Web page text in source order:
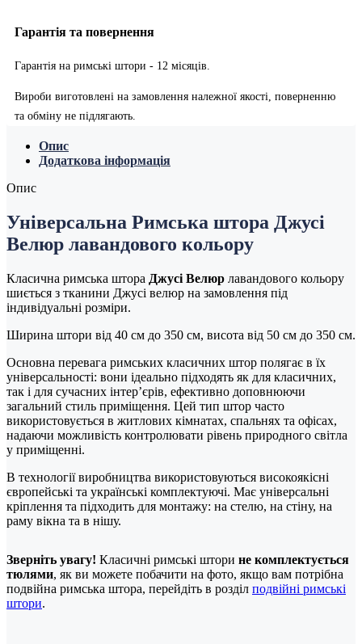
Гарантія та повернення
Гарантія на римські штори - 12 місяців.
Вироби виготовлені на замовлення належної якості, поверненню
та обміну не підлягають.
Опис
Додаткова інформація
Опис
Універсальна Римська штора Джусі
Велюр лавандового кольору
Класична римська штора Джусі Велюр лавандового кольору
шиється з тканини Джусі велюр на замовлення під
індивідуальні розміри.
Ширина штори від 40 см до 350 см, висота від 50 см до 350 см.
Основна перевага римських класичних штор полягає в їх
універсальності: вони ідеально підходять як для класичних,
так і для сучасних інтер’єрів, ефективно доповнюючи
загальний стиль приміщення. Цей тип штор часто
використовується в житлових кімнатах, спальнях та офісах,
надаючи можливість контролювати рівень природного світла
у приміщенні.
В технології виробництва використовуються високоякісні
європейські та українські комплектуючі. Має універсальні
кріплення та підходить для монтажу: на стелю, на стіну, на
раму вікна та в нішу.
Зверніть увагу! Класичні римські штори не комплектується
тюлями, як ви можете побачити на фото, якщо вам потрібна
подвійна римська штора, перейдіть в розділ подвійні римські
штори.